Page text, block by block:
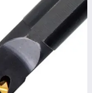
і дюймові типи
досить просто
з різним кроком,
деталі виконується
внутрішньої
круглого перерізу.
дає можливість з